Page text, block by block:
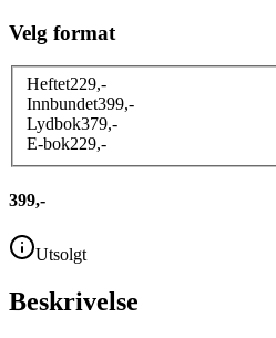
Velg format
Heftet229,-
Innbundet399,-
Lydbok379,-
E-bok229,-
399,-
Utsolgt
Beskrivelse